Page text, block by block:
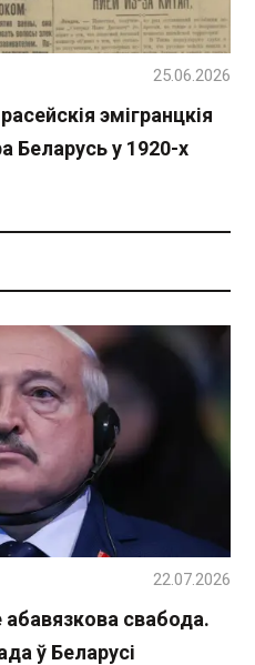
эмігранцкія
Беларусь у 1920-х
25.06.2026
свабода.
ў Беларусі
22.07.2026